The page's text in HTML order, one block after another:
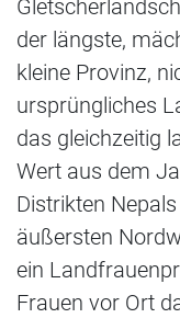
der längste,
kleine Provinz,
ursprüngliches
das gleichzeitig
Wert aus dem
Distrikten
äußersten
ein
Frauen vor Ort